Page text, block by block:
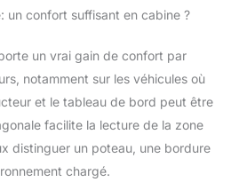
derrière votre véhicule.
Étanchéité IP69 et
vision nocturne
améliorée : La caméra
sans fil est certifiée
et conçue pour résister
à toutes les conditions
un confort suffisant en cabine ?
un vrai gain de confort par
notamment sur les véhicules où
et le tableau de bord peut être
facilite la lecture de la zone
distinguer un poteau, une bordure
chargé.